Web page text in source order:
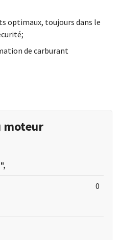
optimaux, toujours dans le
de carburant
moteur
0